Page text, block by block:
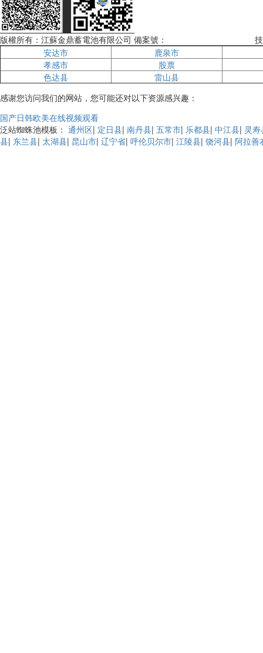
版權所有：江蘇金鼎蓄電池有限公司 備案號：
安达市
鹿泉市
孝感市
股票
色达县
雷山县
感谢您访问我们的网站，您可能还对以下资源感兴趣：
国产日韩欧美在线视频观看
泛站蜘蛛池模板： 通州区| 定日县| 南丹县| 五常市| 乐都县| 中江县| 灵寿
县| 东兰县| 太湖县| 昆山市| 辽宁省| 呼伦贝尔市| 江陵县| 饶河县| 阿拉善